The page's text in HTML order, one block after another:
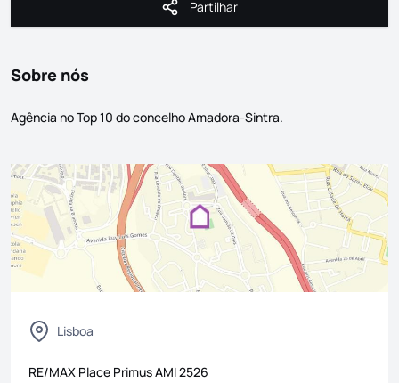
Partilhar
Partilhar
Sobre nós
Agência no Top 10 do concelho Amadora-Sintra.
Lisboa
RE/MAX Place PrimusAMI2526